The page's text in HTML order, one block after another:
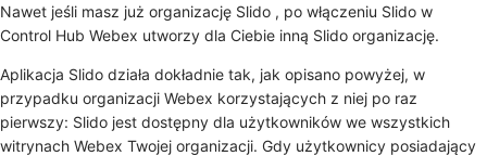
Nawet jeśli masz już organizację Slido , po włączeniu Slido w
Control Hub Webex utworzy dla Ciebie inną Slido organizację.
Aplikacja Slido działa dokładnie tak, jak opisano powyżej, w
przypadku organizacji Webex korzystających z niej po raz
pierwszy: Slido jest dostępny dla użytkowników we wszystkich
witrynach Webex Twojej organizacji. Gdy użytkownicy posiadający